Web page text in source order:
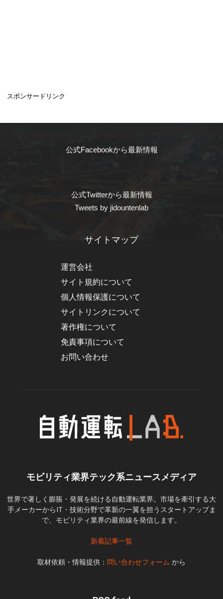
スポンサードリンク
公式Facebookから最新情報
公式Twitterから最新情報
Tweets by jidountenlab
サイトマップ
運営会社
サイト規約について
個人情報保護について
サイトリンクについて
著作権について
免責事項について
お問い合わせ
モビリティ業界テック系ニュースメディア
世界で著しく膨脹・発展を続ける自動運転業界。市場を牽引する大
手メーカーからIT・技術分野で革新の一翼を担うスタートアップま
で、モビリティ業界の最前線を発信します。
新着記事一覧
取材依頼・情報提供： 問い合わせフォーム から